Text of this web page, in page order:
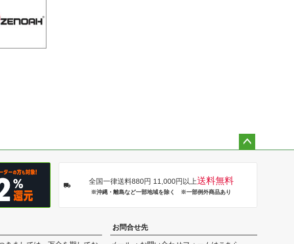
全国一律送料880円 11,000円以上送料無料
※沖縄・離島など一部地域を除く ※一部例外商品あり
お問合せ先